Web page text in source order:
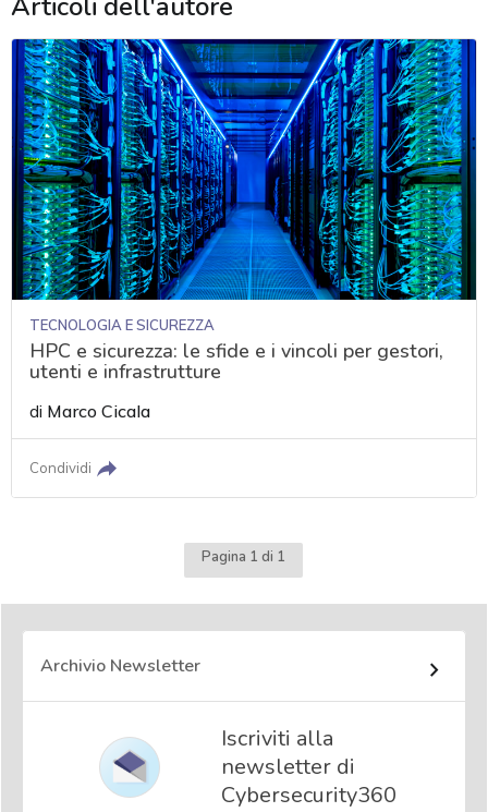
TECNOLOGIA E SICUREZZA
HPC e sicurezza: le sfide e i vincoli per gestori,
utenti e infrastrutture
di Marco Cicala
Condividi
Pagina 1 di 1
Archivio Newsletter
Iscriviti alla
newsletter di
Cybersecurity360